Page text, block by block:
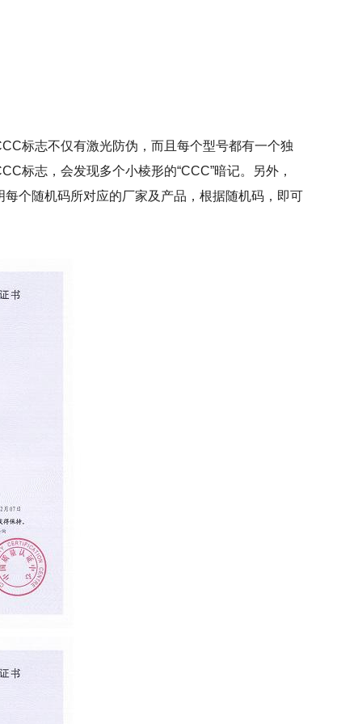
标志不仅有激光防伪，而且每个型号都有一个独
标志，会发现多个小棱形的“CCC”暗记。另外，
个随机码所对应的厂家及产品，根据随机码，即可